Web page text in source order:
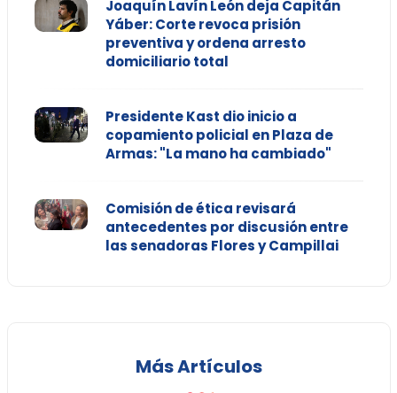
Joaquín Lavín León deja Capitán
Yáber: Corte revoca prisión
preventiva y ordena arresto
domiciliario total
Presidente Kast dio inicio a
copamiento policial en Plaza de
Armas: "La mano ha cambiado"
Comisión de ética revisará
antecedentes por discusión entre
las senadoras Flores y Campillai
Más Artículos